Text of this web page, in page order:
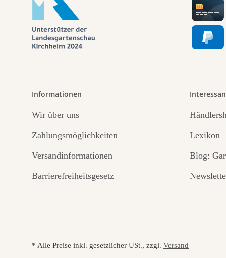
Informationen
Wir über uns
Zahlungsmöglichkeiten
Versandinformationen
Barrierefreiheitsgesetz
Lexikon
Blog:
* Alle Preise inkl. gesetzlicher USt., zzgl. Versand